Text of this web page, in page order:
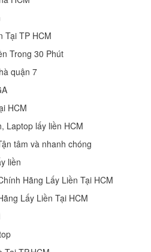
Tại TP HCM
Trong 30 Phút
quận 7
HCM
Laptop lấy liền HCM
tâm và nhanh chóng
liền
Hãng Lấy Liền Tại HCM
Lấy Liền Tại HCM